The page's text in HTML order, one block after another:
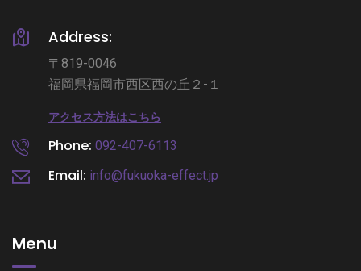
Address:
〒819-0046
福岡県福岡市西区西の丘２-１
アクセス方法はこちら
Phone: 092-407-6113
Email: info@fukuoka-effect.jp
Menu